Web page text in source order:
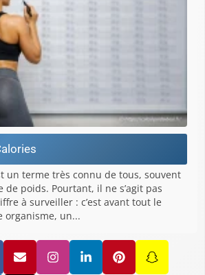
un terme très connu de tous, souvent
poids. Pourtant, il ne s’agit pas
à surveiller : c’est avant tout le
organisme, un...